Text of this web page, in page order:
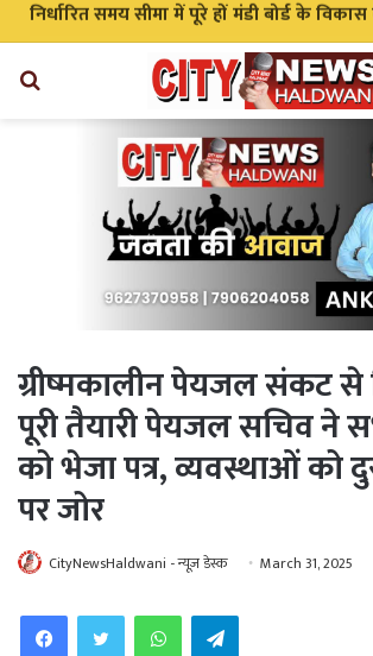
ग्रीष्मकालीन पेयजल संकट से
पूरी तैयारी पेयजल सचिव ने
को भेजा पत्र, व्यवस्थाओं को
पर जोर
CityNewsHaldwani - न्यूज़ डेस्क March 31, 2025
WhatsAppTelegram